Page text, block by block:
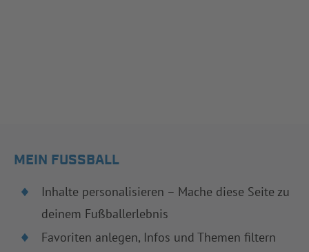
MEIN FUSSBALL
Inhalte personalisieren – Mache diese Seite zu
deinem Fußballerlebnis
Favoriten anlegen, Infos und Themen filtern